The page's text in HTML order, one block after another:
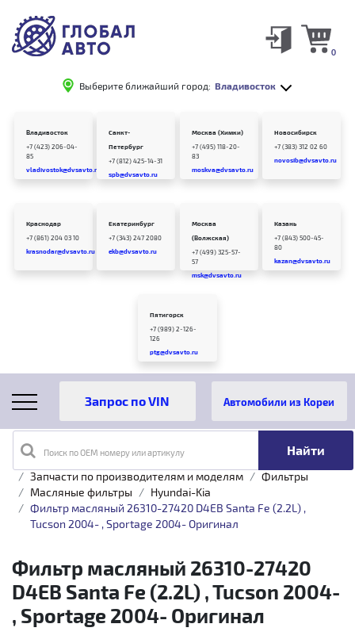
Выберите ближайший город: Владивосток
0
Владивосток
+7 (423) 206-04-
85
vladivostok@dvsavto.ru
Санкт-
Петербург
+7 (812) 425-14-31
spb@dvsavto.ru
Москва (Химки)
+7 (495) 118-20-
83
moskva@dvsavto.ru
Новосибирск
+7 (383) 312 02 60
novosib@dvsavto.ru
Краснодар
+7 (861) 204 03 10
krasnodar@dvsavto.ru
Екатеринбург
+7 (343) 247 2080
ekb@dvsavto.ru
Москва
(Волжская)
+7 (499) 325-57-
57
msk@dvsavto.ru
Казань
+7 (843) 500-45-
80
kazan@dvsavto.ru
Пятигорск
+7 (989) 2-126-
126
ptg@dvsavto.ru
Поиск по OEM номеру или артикулу
Автомобили из Кореи
Главная
Каталог товаров
Запчасти по производителям и моделям
Фильтры
Масляные фильтры
Hyundai-Kia
Фильтр масляный 26310-27420 D4EB Santa Fe (2.2L) ,
Tucson 2004- , Sportage 2004- Оригинал
Фильтр масляный 26310-27420
D4EB Santa Fe (2.2L) , Tucson 2004-
, Sportage 2004- Оригинал